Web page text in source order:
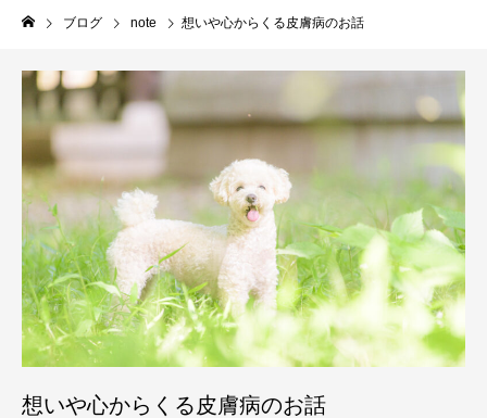
ブログ note 想いや心からくる皮膚病のお話
想いや心からくる皮膚病のお話